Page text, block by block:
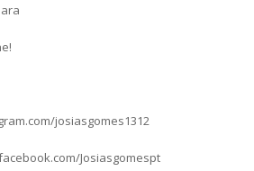
josiasgomes1312
Josiasgomespt